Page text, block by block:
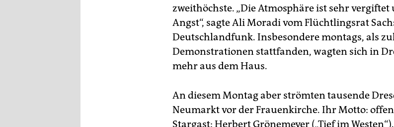
zweithöchste. „Die Atmosphäre ist sehr vergiftet
Angst“, sagte Ali Moradi vom Flüchtlingsrat
Deutschlandfunk. Insbesondere montags, als
Demonstrationen stattfanden, wagten sich in
mehr aus dem Haus.
An diesem Montag aber strömten tausende
Neumarkt vor der Frauenkirche. Ihr Motto:
Stargast: Herbert Grönemeyer („Tief im